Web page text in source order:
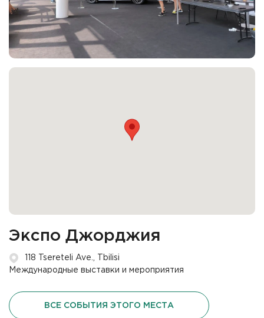
Экспо Джорджия
118 Tsereteli Ave., Tbilisi
Международные выставки и мероприятия
ВСЕ СОБЫТИЯ ЭТОГО МЕСТА